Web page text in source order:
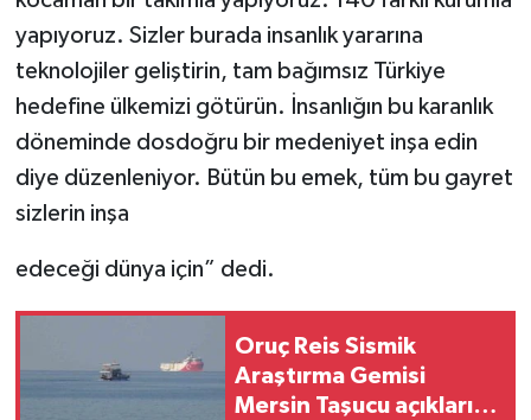
yapıyoruz. Sizler burada insanlık yararına
teknolojiler geliştirin, tam bağımsız Türkiye
hedefine ülkemizi götürün. İnsanlığın bu karanlık
döneminde dosdoğru bir medeniyet inşa edin
diye düzenleniyor. Bütün bu emek, tüm bu gayret
sizlerin inşa
edeceği dünya için” dedi.
Oruç Reis Sismik
Araştırma Gemisi
Mersin Taşucu açıklarına